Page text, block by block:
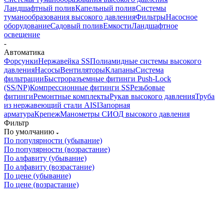
Ландшафтный поливКапельный поливСистемы
туманообразования высокого давленияФильтрыНасосное
оборудованиеСадовый поливЕмкостиЛандшафтное
освещение
-
Автоматика
ФорсункиНержавейка SSПолиамидные системы высокого
давленияНасосыВентиляторыКлапаныСистема
фильтрацииБыстроразъемные фитинги Push-Lock
(SS/NP)Компрессионные фитинги SSРезьбовые
фитингиРемонтные комплектыРукав высокого давленияТруба
из нержавеющий стали AISIЗапорная
арматураКрепежМанометры СИОД высокого давления
Фильтр
По умолчанию
По популярности (убывание)
По популярности (возрастание)
По алфавиту (убывание)
По алфавиту (возрастание)
По цене (убывание)
По цене (возрастание)